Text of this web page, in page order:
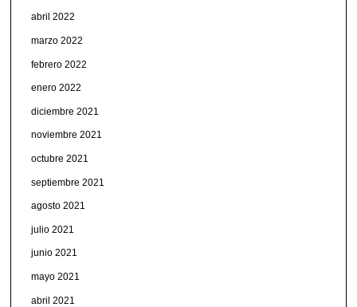
abril 2022
marzo 2022
febrero 2022
enero 2022
diciembre 2021
noviembre 2021
octubre 2021
septiembre 2021
agosto 2021
julio 2021
junio 2021
mayo 2021
abril 2021